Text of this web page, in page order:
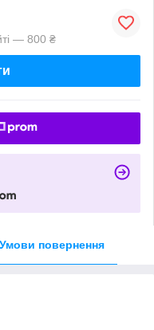
— 800 ₴
Умови повернення